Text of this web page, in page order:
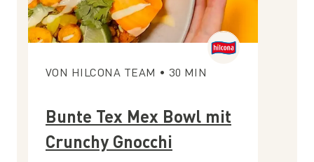
VON HILCONA TEAM • 30 MIN
Bunte Tex Mex Bowl mit
Crunchy Gnocchi